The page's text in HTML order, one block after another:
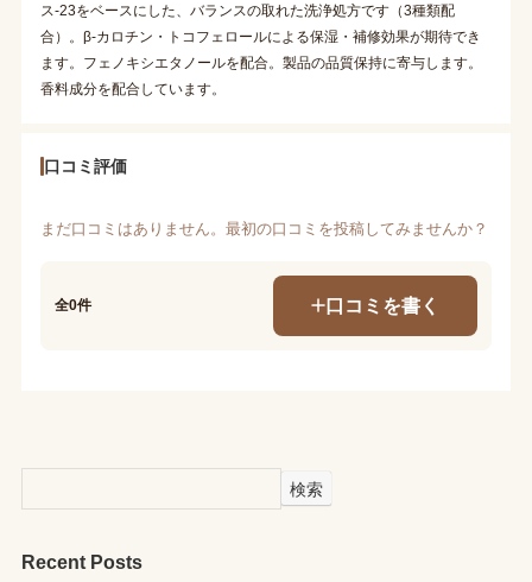
ス-23をベースにした、バランスの取れた洗浄処方です（3種類配
合）。β-カロチン・トコフェロールによる保湿・補修効果が期待でき
ます。フェノキシエタノールを配合。製品の品質保持に寄与します。
香料成分を配合しています。
口コミ評価
まだ口コミはありません。最初の口コミを投稿してみませんか？
全0件 口コミを書く
検索
Recent Posts